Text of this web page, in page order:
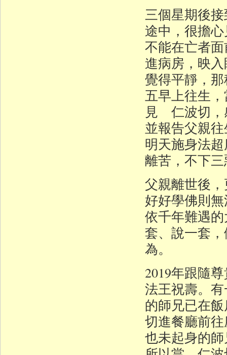
三個星期後
途中，很擔
不能在亡者
進病房，映
覺得平靜，
五早上往生
見 仁波切，
並報告父親
明天施身法
離苦，不下
父親離世後
好好學佛則
依千年難遇
套、說一套
為。
2019年跟隨
法王祝壽。
的師兄已在
切進餐廳前
也未起身的